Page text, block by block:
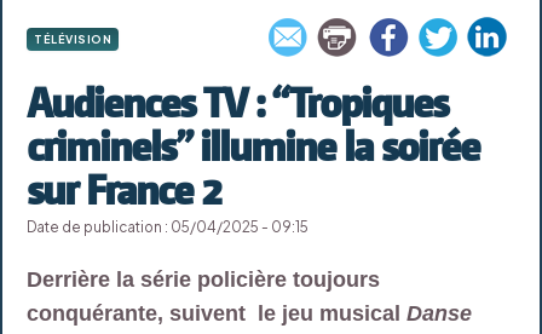
TÉLÉVISION
Audiences TV : “Tropiques
criminels” illumine la soirée
sur France 2
Date de publication : 05/04/2025 - 09:15
Derrière la série policière toujours
conquérante, suivent le jeu musicalDanse